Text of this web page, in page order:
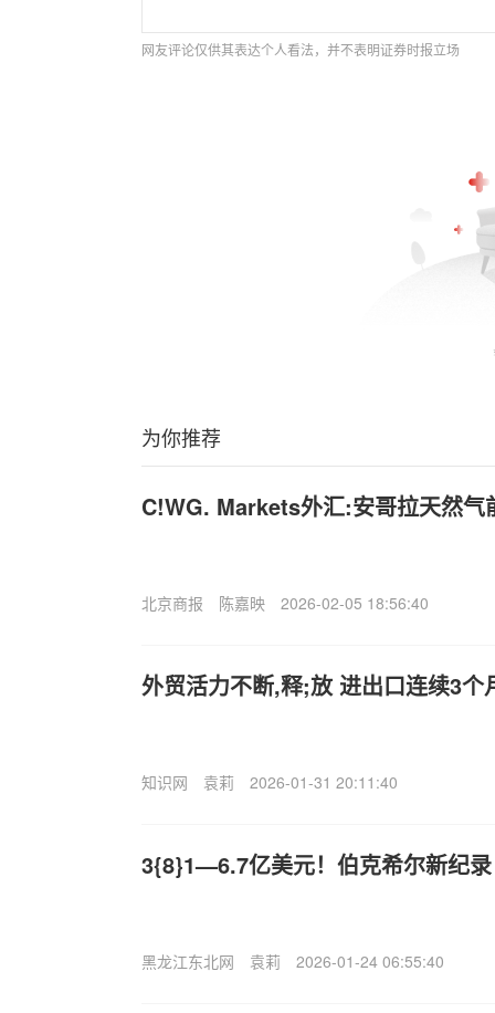
网友评论仅供其表达个人看法，并不表明证券时报立场
为你推荐
C!WG. Markets外汇:安哥拉天然气
北京商报 陈嘉映 2026-02-05 18:56:40
外贸活力不断,释;放 进出口连续3个
知识网 袁莉 2026-01-31 20:11:40
3{8}1—6.7亿美元！伯克希尔新纪录
黑龙江东北网 袁莉 2026-01-24 06:55:40